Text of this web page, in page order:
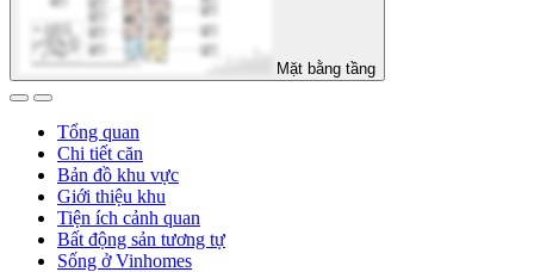
Mặt bằng tầng
Tổng quan
Chi tiết căn
Bản đồ khu vực
Giới thiệu khu
Tiện ích cảnh quan
Bất động sản tương tự
Sống ở Vinhomes